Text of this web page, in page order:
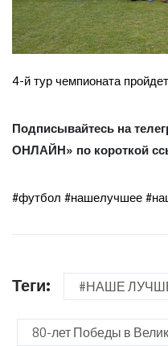
4-й тур чемпионата
Подписывайтесь на
ОНЛАЙН» по короткой
#футбол #нашелучшее
Теги: #НАШЕ
80-лет Победы в